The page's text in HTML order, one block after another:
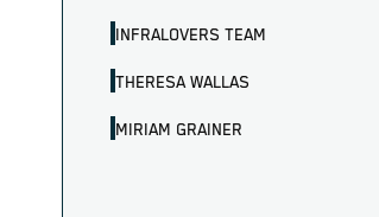
INFRALOVERS TEAM
THERESA WALLAS
MIRIAM GRAINER